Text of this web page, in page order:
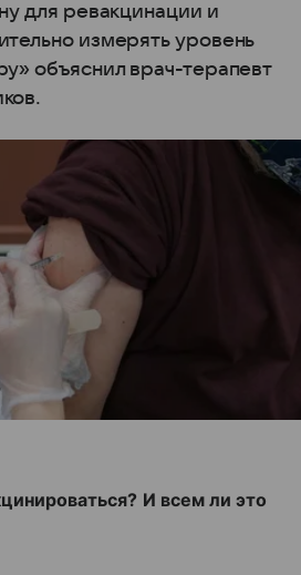
для ревакцинации и
измерять уровень
объяснил врач-терапевт
И всем ли это